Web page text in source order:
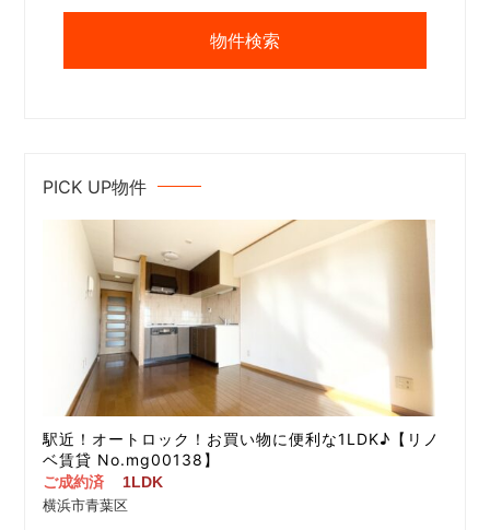
PICK UP物件
駅近！オートロック！お買い物に便利な1LDK♪【リノ
ベ賃貸 No.mg00138】
ご成約済
1LDK
横浜市青葉区